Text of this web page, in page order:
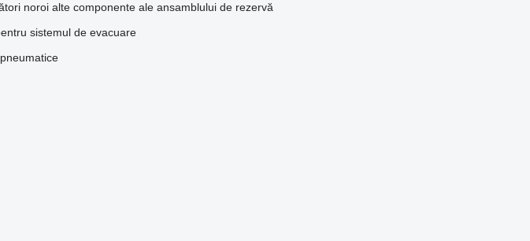
noroi alte componente ale ansamblului de rezervă
sistemul de evacuare